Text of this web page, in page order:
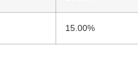
15.00%